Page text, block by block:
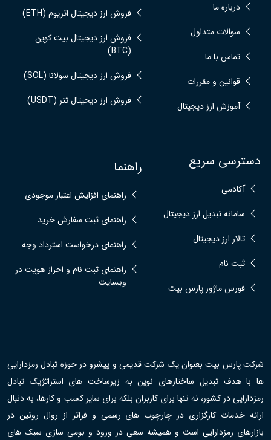
درباره ما
سوالات متداول
تماس با ما
قوانین و مقررات
آموزش ارز دیجیتال
فروش ارز دیجیتال اتریوم (ETH)
فروش ارز دیجیتال بیت کوین
(BTC)
فروش ارز دیجیتال سولانا (SOL)
فروش ارز دیحیتال تتر (USDT)
دسترسی سریع
آکادمی
سامانه تبدیل ارز دیجیتال
تالار ارز دیجیتال
ثبت نام
فورس ماژور پارس بیت
راهنما
راهنمای افزایش اعتبار موجودی
راهنمای ثبت سفارش خرید
راهنمای درخواست استرداد وجه
راهنمای ثبت نام و احراز هویت در
وبسایت
شرکت پارس بیت بعنوان یک شرکت قدیمی و پیشرو در حوزه تبادل رمزدارایی
ها با هدف تبدیل ساختارهای نوین به زیرساخت های استراتژیک تبادل
رمزدارایی در کشور، نه تنها برای کاربران بلکه برای سایر کسب و کارها، به دنبال
ارائه خدمات کارگزاری در چارچوب های رسمی و فراتر از روال روتین در
بازارهای رمزدارایی است و همیشه سعی در ورود و بومی سازی سبک های